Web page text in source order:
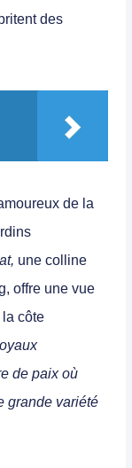
des
de la
une colline
offre une vue
côte
de paix où
grande variété